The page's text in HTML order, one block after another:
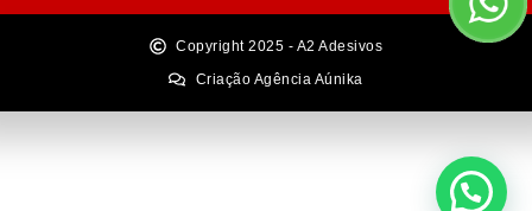
Copyright 2025 - A2 Adesivos
Criação Agência Aúnika